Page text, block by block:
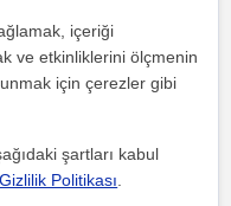
koşullarımızı
içeriği
ve etkinliklerini ölçmenin
için çerezler gibi
şartları kabul
Gizlilik Politikası